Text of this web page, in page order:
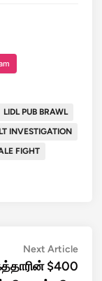
LIDL PUB BRAWL
INVESTIGATION
FIGHT
Next ArticleNext
$400